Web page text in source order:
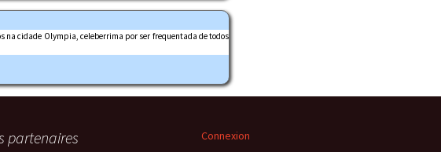
na cidade Olympia, celeberrima por ser frequentada de todos
partenaires Connexion